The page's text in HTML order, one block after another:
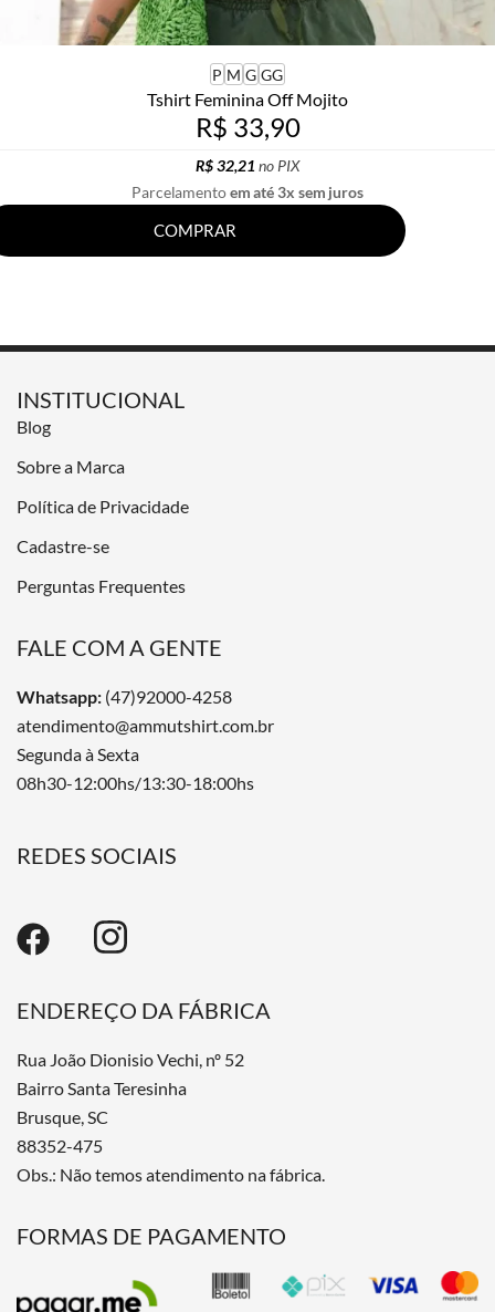
P M G GG
Tshirt Feminina Off Mojito
R$ 33,90
R$ 32,21 no PIX
Parcelamentoem até 3x sem juros
COMPRAR
INSTITUCIONAL
Blog
Sobre a Marca
Política de Privacidade
Cadastre-se
Perguntas Frequentes
FALE COM A GENTE
Whatsapp: (47)92000-4258
atendimento@ammutshirt.com.br
Segunda à Sexta
08h30-12:00hs/13:30-18:00hs
REDES SOCIAIS
ENDEREÇO DA FÁBRICA
Rua João Dionisio Vechi, nº 52
Bairro Santa Teresinha
Brusque, SC
88352-475
Obs.: Não temos atendimento na fábrica.
FORMAS DE PAGAMENTO